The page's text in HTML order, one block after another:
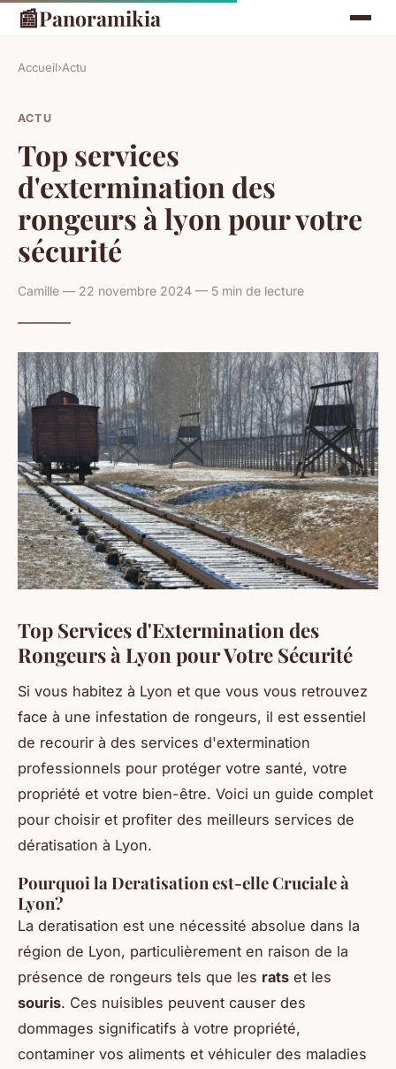
📰Panoramikia
Accueil›Actu
ACTU
Top services
d'extermination des
rongeurs à lyon pour votre
sécurité
Camille — 22 novembre 2024 — 5 min de lecture
Top Services d'Extermination des
Rongeurs à Lyon pour Votre Sécurité
Si vous habitez à Lyon et que vous vous retrouvez
face à une infestation de rongeurs, il est essentiel
de recourir à des services d'extermination
professionnels pour protéger votre santé, votre
propriété et votre bien-être. Voici un guide complet
pour choisir et profiter des meilleurs services de
dératisation à Lyon.
Pourquoi la Deratisation est-elle Cruciale à
Lyon?
La deratisation est une nécessité absolue dans la
région de Lyon, particulièrement en raison de la
présence de rongeurs tels que les rats et les
souris. Ces nuisibles peuvent causer des
dommages significatifs à votre propriété,
contaminer vos aliments et véhiculer des maladies